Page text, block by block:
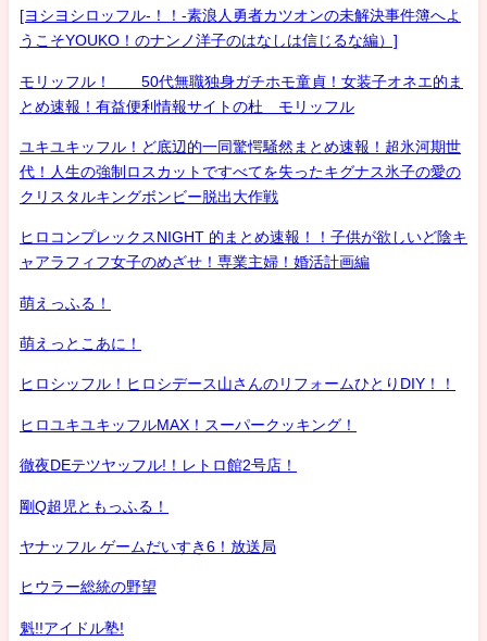
[ヨシヨシロッフル-！！-素浪人勇者カツオンの未解決事件簿へよ
うこそYOUKO！のナンノ洋子のはなしは信じるな編）]
モリッフル！ 50代無職独身ガチホモ童貞！女装子オネエ的ま
とめ速報！有益便利情報サイトの杜 モリッフル
ユキユキッフル！ど底辺的一同驚愕騒然まとめ速報！超氷河期世
代！人生の強制ロスカットですべてを失ったキグナス氷子の愛の
クリスタルキングボンビー脱出大作戦
ヒロコンプレックスNIGHT 的まとめ速報！！子供が欲しいど陰キ
ャアラフィフ女子のめざせ！専業主婦！婚活計画編
萌えっふる！
萌えっとこあに！
ヒロシッフル！ヒロシデース山さんのリフォームひとりDIY！！
ヒロユキユキッフルMAX！スーパークッキング！
徹夜DEテツヤッフル!！レトロ館2号店！
剛Q超児ともっふる！
ヤナッフル ゲームだいすき6！放送局
ヒウラー総統の野望
魁!!アイドル塾!